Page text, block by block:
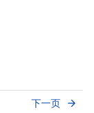
下一页 arrow_forward